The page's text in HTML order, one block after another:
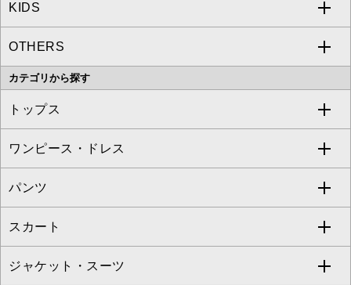
MICHEL KLEIN
MK MICHEL KLEIN
OFUON le MK
a.v.v
MICHEL KLEIN HOMME
MK MICHEL KLEIN HOMME
KIDS
a.v.v
OTHERS
MK MICHEL KLEIN BAG
カテゴリから探す
トップス
すべてのトップス
カットソー・Tシャツ
ブラウス・シャツ
ニット・セーター
ワンピース・ドレス
すべてのワンピース・ドレス
ワンピース
ドレス
パンツ
すべてのパンツ
フルレングスパンツ
スカート
すべてのスカート
ジャケット・スーツ